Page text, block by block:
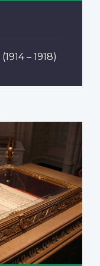
(1914 – 1918)